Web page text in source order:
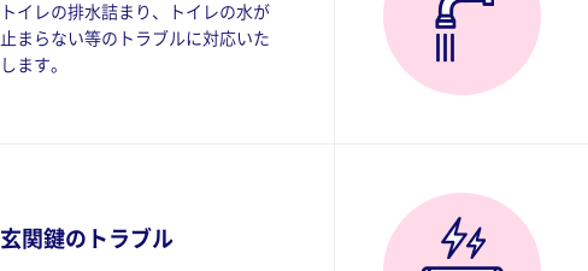
トイレの排水詰まり、トイレの水が
止まらない等のトラブルに対応いた
します。
玄関鍵のトラブル